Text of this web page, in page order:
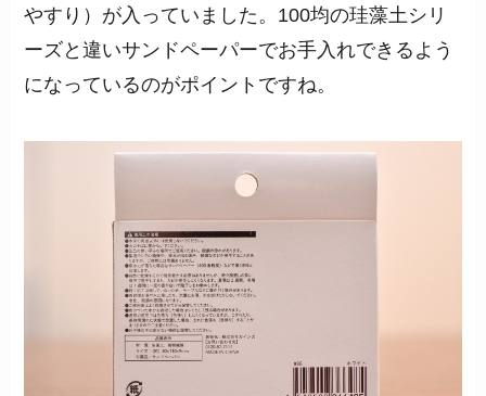
やすり）が入っていました。100均の珪藻土シリ
ーズと違いサンドペーパーでお手入れできるよう
になっているのがポイントですね。